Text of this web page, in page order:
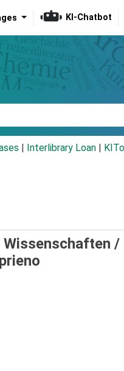
KI-Chatbot
Interlibrary Loan
Wissenschaften /